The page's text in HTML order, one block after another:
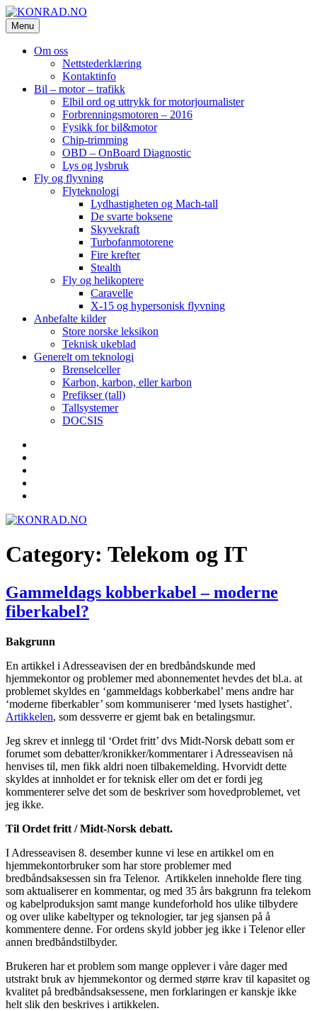
Skip
to
content
KONRAD.NO
konrad-web – konrad-blogg – Konrad AS
Menu
Om oss
Nettstederklæring
Kontaktinfo
Bil – motor – trafikk
Elbil ord og uttrykk for motorjournalister
Forbrenningsmotoren – 2016
Fysikk for bil&motor
Chip-trimming
OBD – OnBoard Diagnostic
Lys og lysbruk
Fly og flyvning
Flyteknologi
Lydhastigheten og Mach-tall
De svarte boksene
Skyvekraft
Turbofanmotorene
Fire krefter
Stealth
Fly og helikoptere
Caravelle
X-15 og hypersonisk flyvning
Anbefalte kilder
Store norske leksikon
Teknisk ukeblad
Generelt om teknologi
Brenselceller
Karbon, karbon, eller karbon
Prefikser (tall)
Tallsystemer
DOCSIS
Category: Telekom og IT
Gammeldags kobberkabel – moderne
fiberkabel?
Bakgrunn
En artikkel i Adresseavisen der en bredbåndskunde med
hjemmekontor og problemer med abonnementet hevdes det bl.a. at
problemet skyldes en ‘gammeldags kobberkabel’ mens andre har
‘moderne fiberkabler’ som kommuniserer ‘med lysets hastighet’.
Artikkelen, som dessverre er gjemt bak en betalingsmur.
Jeg skrev et innlegg til ‘Ordet fritt’ dvs Midt-Norsk debatt som er
forumet som debatter/kronikker/kommentarer i Adresseavisen nå
henvises til, men fikk aldri noen tilbakemelding. Hvorvidt dette
skyldes at innholdet er for teknisk eller om det er fordi jeg
kommenterer selve det som de beskriver som hovedproblemet, vet
jeg ikke.
Til Ordet fritt / Midt-Norsk debatt.
I Adresseavisen 8. desember kunne vi lese en artikkel om en
hjemmekontorbruker som har store problemer med
bredbåndsaksessen sin fra Telenor. Artikkelen inneholde flere ting
som aktualiserer en kommentar, og med 35 års bakgrunn fra telekom
og kabelproduksjon samt mange kundeforhold hos ulike tilbydere
og over ulike kabeltyper og teknologier, tar jeg sjansen på å
kommentere denne. For ordens skyld jobber jeg ikke i Telenor eller
annen bredbåndstilbyder.
Brukeren har et problem som mange opplever i våre dager med
utstrakt bruk av hjemmekontor og dermed større krav til kapasitet og
kvalitet på bredbåndsaksessene, men forklaringen er kanskje ikke
helt slik den beskrives i artikkelen.